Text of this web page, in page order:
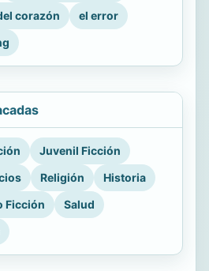
corazón
el error
Juvenil Ficción
Religión
Historia
Ficción
Salud